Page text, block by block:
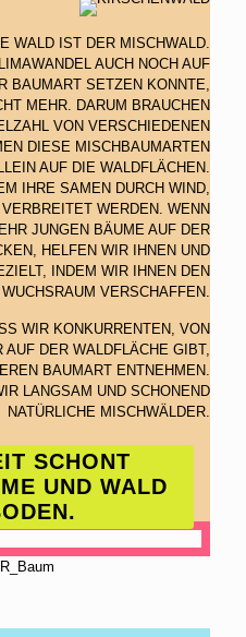
WALD IST DER MISCHWALD.
AUCH NOCH AUF
BAUMART SETZEN KONNTE,
MEHR. DARUM BRAUCHEN
VON VERSCHIEDENEN
DIESE MISCHBAUMARTEN
AUF DIE WALDFLÄCHEN.
IHRE SAMEN DURCH WIND,
WERDEN. WENN
JUNGEN BÄUME AUF DER
HELFEN WIR IHNEN UND
INDEM WIR IHNEN DEN
VERSCHAFFEN.
WIR KONKURRENTEN, VON
AUF DER WALDFLÄCHE GIBT,
BAUMART ENTNEHMEN.
LANGSAM UND SCHONEND
NATÜRLICHE MISCHWÄLDER.
SCHONT N
UND WALD U